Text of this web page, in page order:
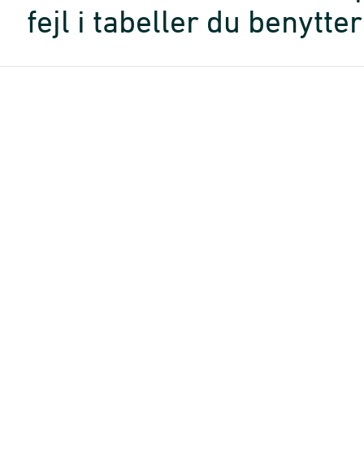
fejl i tabeller du benytter